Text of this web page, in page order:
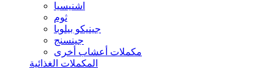
اشنيسيا
ثوم
جينيكو بيلوبا
جينسنج
مكملات أعشاب أخرى
المكملات الغذائية